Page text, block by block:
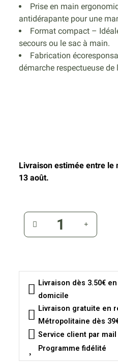
Prise en main
antidérapante pour une
Format compact –
secours ou le sac à main.
Fabrication
démarche respectueuse de
Livraison estimée entre le
13 août.
Livraison dès 3.50€
domicile
Livraison gratuite en
Métropolitaine dès
Service client par
Programme fidélité